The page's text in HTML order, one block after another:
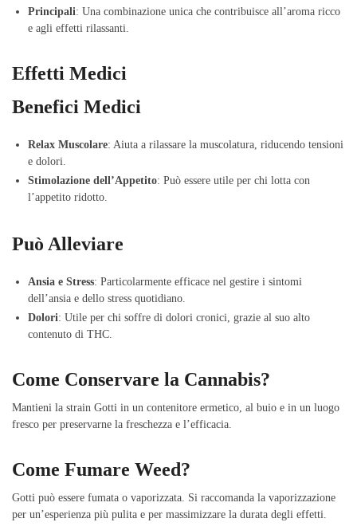
Principali: Una combinazione unica che contribuisce all’aroma ricco
e agli effetti rilassanti.
Effetti Medici
Benefici Medici
Relax Muscolare: Aiuta a rilassare la muscolatura, riducendo tensioni
e dolori.
Stimolazione dell’Appetito: Può essere utile per chi lotta con
l’appetito ridotto.
Può Alleviare
Ansia e Stress: Particolarmente efficace nel gestire i sintomi
dell’ansia e dello stress quotidiano.
Dolori: Utile per chi soffre di dolori cronici, grazie al suo alto
contenuto di THC.
Come Conservare la Cannabis?
Mantieni la strain Gotti in un contenitore ermetico, al buio e in un luogo
fresco per preservarne la freschezza e l’efficacia.
Come Fumare Weed?
Gotti può essere fumata o vaporizzata. Si raccomanda la vaporizzazione
per un’esperienza più pulita e per massimizzare la durata degli effetti.